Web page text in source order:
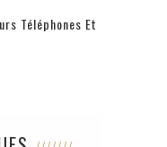
Téléphones Et